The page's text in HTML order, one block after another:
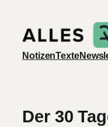
Inhalt
springen
NotizenTexte
Der 30